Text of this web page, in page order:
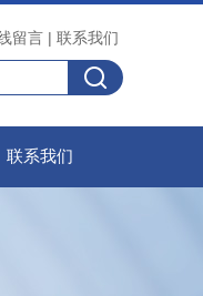
留言 | 联系我们
联系我们